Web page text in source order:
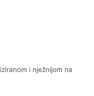
i nježnijom na